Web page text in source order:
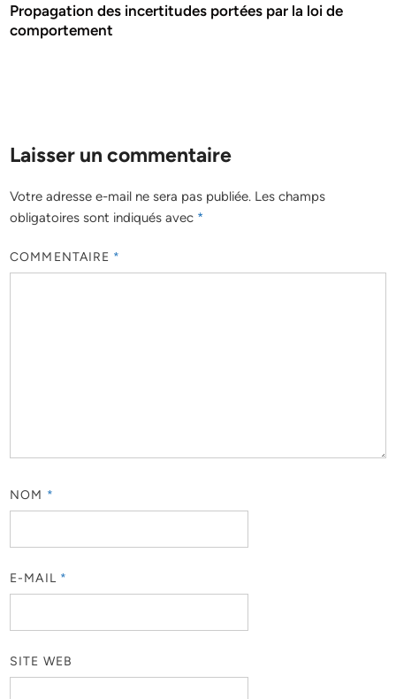
Propagation des incertitudes portées par la loi de
comportement
Laisser un commentaire
Votre adresse e-mail ne sera pas publiée. Les champs
obligatoires sont indiqués avec *
COMMENTAIRE *
NOM *
E-MAIL *
SITE WEB